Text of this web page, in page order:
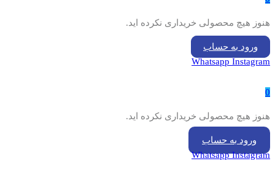
هنوز هیچ محصولی خریداری نکرده اید.
ورود به حساب
Whatsapp Instagram
0
هنوز هیچ محصولی خریداری نکرده اید.
ورود به حساب
Whatsapp Instagram